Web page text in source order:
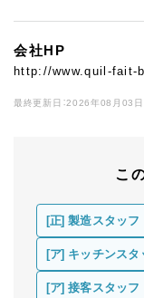
会社HP
http://www.quil-fait-
最終更新日：2026年08月03日
こ
[正] 製造スタッフ
[ア] キッチンスタ
上げ）
[ア] 接客スタッフ